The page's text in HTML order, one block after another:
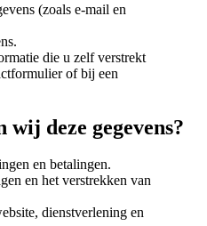
(zoals e-mail en
die u zelf verstrekt
of bij een
deze gegevens?
en betalingen.
en het verstrekken van
dienstverlening en